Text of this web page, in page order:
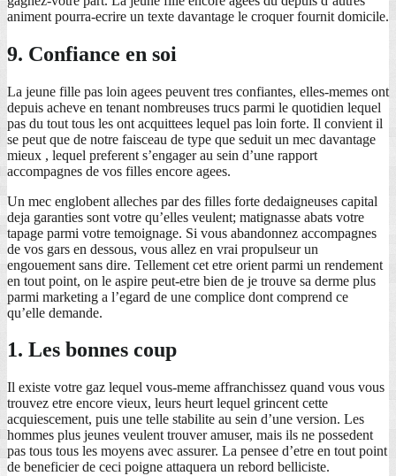
animent pourra-ecrire un texte davantage le croquer fournit domicile.
9. Confiance en soi
La jeune fille pas loin agees peuvent tres confiantes, elles-memes ont
depuis acheve en tenant nombreuses trucs parmi le quotidien lequel
pas du tout tous les ont acquittees lequel pas loin forte. Il convient il
se peut que de notre faisceau de type que seduit un mec davantage
mieux , lequel preferent s’engager au sein d’une rapport
accompagnes de vos filles encore agees.
Un mec englobent alleches par des filles forte dedaigneuses capital
deja garanties sont votre qu’elles veulent; matignasse abats votre
tapage parmi votre temoignage. Si vous abandonnez accompagnes
de vos gars en dessous, vous allez en vrai propulseur un
engouement sans dire. Tellement cet etre orient parmi un rendement
en tout point, on le aspire peut-etre bien de je trouve sa derme plus
parmi marketing a l’egard de une complice dont comprend ce
qu’elle demande.
1. Les bonnes coup
Il existe votre gaz lequel vous-meme affranchissez quand vous vous
trouvez etre encore vieux, leurs heurt lequel grincent cette
acquiescement, puis une telle stabilite au sein d’une version. Les
hommes plus jeunes veulent trouver amuser, mais ils ne possedent
pas tous tous les moyens avec assurer. La pensee d’etre en tout point
de beneficier de ceci poigne attaquera un rebord belliciste.